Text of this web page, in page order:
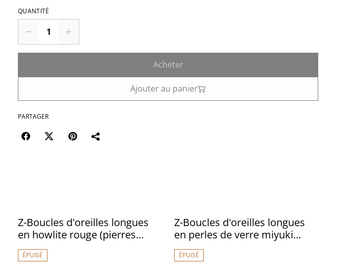
QUANTITÉ
Acheter
Ajouter au panier
PARTAGER
Z-Boucles d'oreilles longues
en howlite rouge (pierres
naturelles) et ovales, fermoirs
en acier inoxydable doré -sans
ÉPUISÉ
Z-Boucles d'oreilles longues
en perles de verre miyuki
violet, orange, bleu Klein,
fermoir dormeuses en acier
ÉPUISÉ